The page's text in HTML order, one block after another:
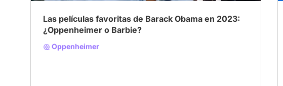
Las películas favoritas de Barack Obama en 2023:
¿Oppenheimer o Barbie?
Oppenheimer